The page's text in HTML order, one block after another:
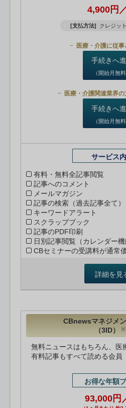
4,900円
[支払方法] クレジッ
医療・介護に従
手続きへ
（開始月無料
医療・介護関連業界
手続きへ
（開始月無料
サービス
有料・無料全記事閲覧
記事へのコメント
メールマガジン
記事の検索（過去記事全て）
キーワードアラート
スクラップブック
記事のPDF印刷
日別記事閲覧（カレンダー機
CBセミナーの受講料が通常
詳細を見
CBnewsマネジメ
（3ID）
無料ニュースはもちろん、医
有料記事もすべて読める会員
お得な年額
93,000円